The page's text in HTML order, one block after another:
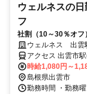
ウェルネスの
フ
社割（10～30％オフ
さん！未経験スター
ウェルネス 出雲
アクセス 出雲市
時給1,080円～
島根県出雲市
勤務時間 ・勤務